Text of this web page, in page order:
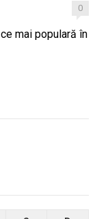
0
mai populară în